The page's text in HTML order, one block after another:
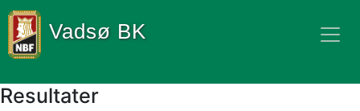
Vadsø BK
Resultater